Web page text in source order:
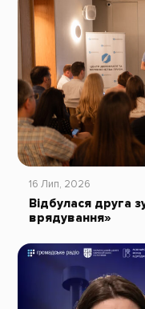
16 Лип, 2026
Відбулася друга
врядування»